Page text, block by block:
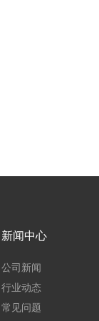
新闻中心
公司新闻
行业动态
常见问题